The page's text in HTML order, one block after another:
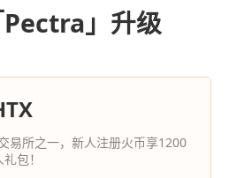
」升级
易所之一，新人注册火币享1200
包！